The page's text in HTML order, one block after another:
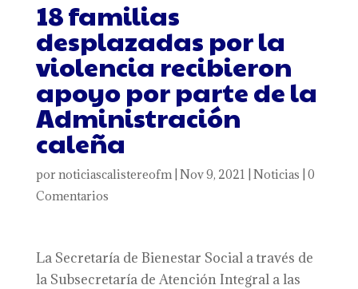
18 familias
desplazadas por la
violencia recibieron
apoyo por parte de la
Administración
caleña
por noticiascalistereofm| Nov 9, 2021 Noticias 0
Comentarios
La Secretaría de Bienestar Social a través de
la Subsecretaría de Atención Integral a las